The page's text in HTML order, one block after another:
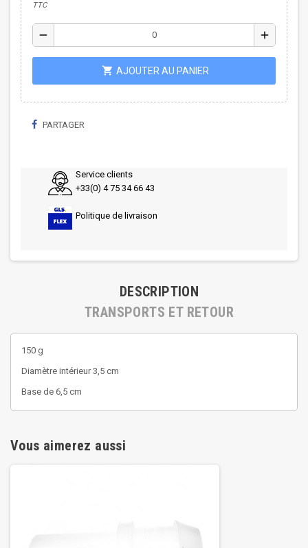
TTC
remove add
shopping_cart AJOUTER AU PANIER
PARTAGER
Service clients
+33(0) 4 75 34 66 43
Politique de livraison
DESCRIPTION
TRANSPORTS ET RETOUR
150 g
Diamètre intérieur 3,5 cm
Base de 6,5 cm
Vous aimerez aussi